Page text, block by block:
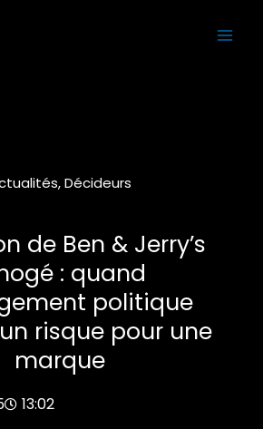
,Décideurs
de Ben & Jerry’s
: quand
politique
risque pour une
marque
13:02